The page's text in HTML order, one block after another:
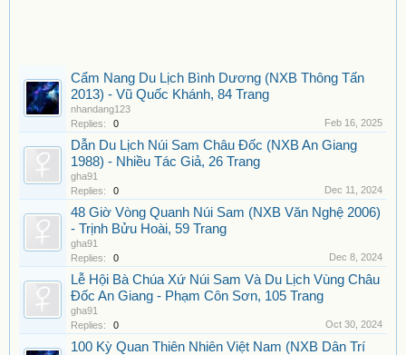
Cẩm Nang Du Lịch Bình Dương (NXB Thông Tấn
2013) - Vũ Quốc Khánh, 84 Trang
nhandang123
Replies:
0 Feb 16, 2025
Dẫn Du Lịch Núi Sam Châu Đốc (NXB An Giang
1988) - Nhiều Tác Giả, 26 Trang
gha91
Replies:
0 Dec 11, 2024
48 Giờ Vòng Quanh Núi Sam (NXB Văn Nghệ 2006)
- Trịnh Bửu Hoài, 59 Trang
gha91
Replies:
0 Dec 8, 2024
Lễ Hội Bà Chúa Xứ Núi Sam Và Du Lịch Vùng Châu
Đốc An Giang - Phạm Côn Sơn, 105 Trang
gha91
Replies:
0 Oct 30, 2024
100 Kỳ Quan Thiên Nhiên Việt Nam (NXB Dân Trí